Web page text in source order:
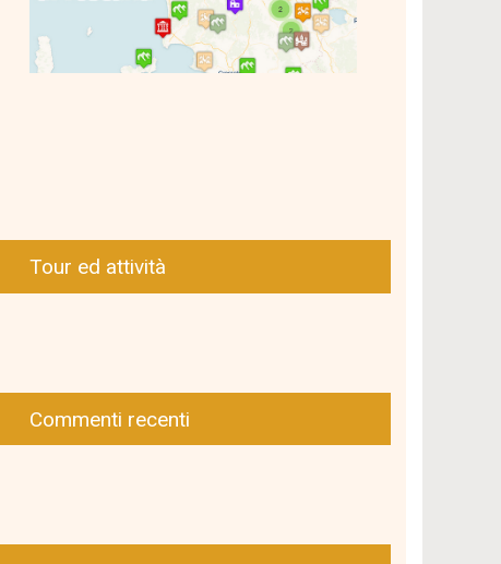
Tour ed attività
Commenti recenti